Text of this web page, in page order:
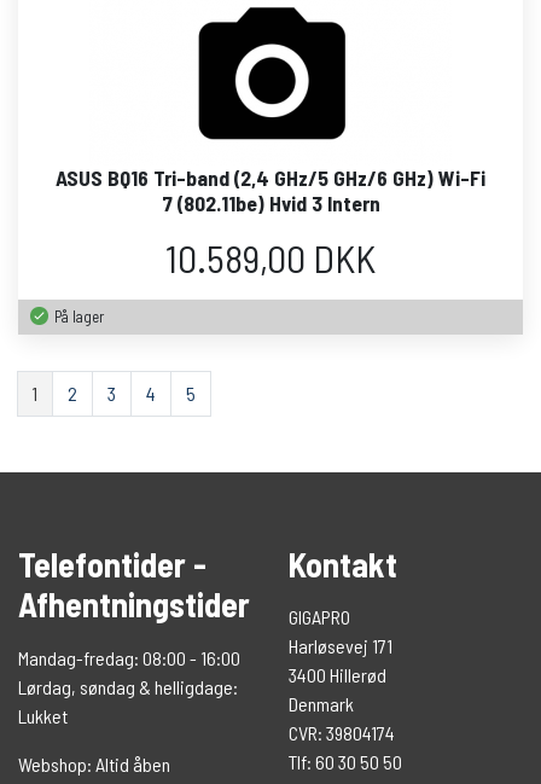
ASUS BQ16 Tri-band (2,4 GHz/5 GHz/6 GHz) Wi-Fi
7 (802.11be) Hvid 3 Intern
10.589,00 DKK
På lager
1 2 3 4 5
Telefontider -
Afhentningstider
Mandag-fredag: 08:00 - 16:00
Lørdag, søndag & helligdage:
Lukket
Webshop: Altid åben
Kontakt
GIGAPRO
Harløsevej 171
3400 Hillerød
Denmark
CVR: 39804174
Tlf: 60 30 50 50